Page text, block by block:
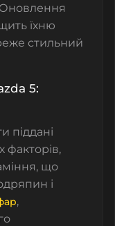
Оновлення
їхню
стильний
5:
піддані
факторів,
що
і
,